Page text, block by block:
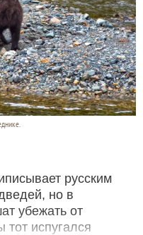
русским
но в
убежать от
тот испугался